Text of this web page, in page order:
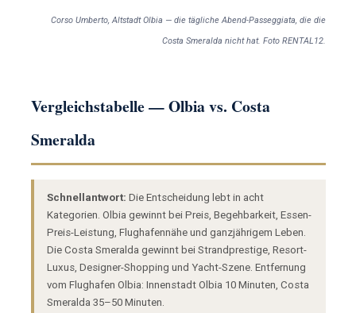
Corso Umberto, Altstadt Olbia — die tägliche Abend-Passeggiata, die die
Costa Smeralda nicht hat. Foto RENTAL12.
Vergleichstabelle — Olbia vs. Costa
Smeralda
Schnellantwort: Die Entscheidung lebt in acht
Kategorien. Olbia gewinnt bei Preis, Begehbarkeit, Essen-
Preis-Leistung, Flughafennähe und ganzjährigem Leben.
Die Costa Smeralda gewinnt bei Strandprestige, Resort-
Luxus, Designer-Shopping und Yacht-Szene. Entfernung
vom Flughafen Olbia: Innenstadt Olbia 10 Minuten, Costa
Smeralda 35–50 Minuten.